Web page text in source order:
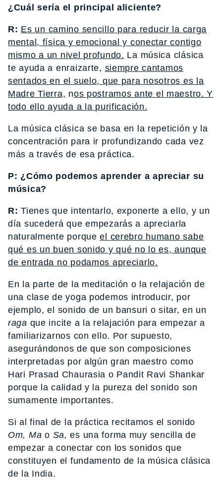
¿Cuál sería el principal aliciente?
R: Es un camino sencillo para reducir la carga
mental, física y emocional y conectar contigo
mismo a un nivel profundo. La música clásica
te ayuda a enraizarte, siempre cantamos
sentados en el suelo, que para nosotros es la
Madre Tierra, nos postramos ante el maestro. Y
todo ello ayuda a la purificación.
La música clásica se basa en la repetición y la
concentración para ir profundizando cada vez
más a través de esa práctica.
P: ¿Cómo podemos aprender a apreciar su
música?
R: Tienes que intentarlo, exponerte a ello, y un
día sucederá que empezarás a apreciarla
naturalmente porqueel cerebro humano sabe
qué es un buen sonido y qué no lo es, aunque
de entrada no podamos apreciarlo.
En la parte de la meditación o la relajación de
una clase de yoga podemos introducir, por
ejemplo, el sonido de un bansuri o sitar, en un
raga que incite a la relajación para empezar a
familiarizarnos con ello. Por supuesto,
asegurándonos de que son composiciones
interpretadas por algún gran maestro como
Hari Prasad Chaurasia o Pandit Ravi Shankar
porque la calidad y la pureza del sonido son
sumamente importantes.
Si al final de la práctica recitamos el sonido
Om, Ma o Sa, es una forma muy sencilla de
empezar a conectar con los sonidos que
constituyen el fundamento de la música clásica
de la India.